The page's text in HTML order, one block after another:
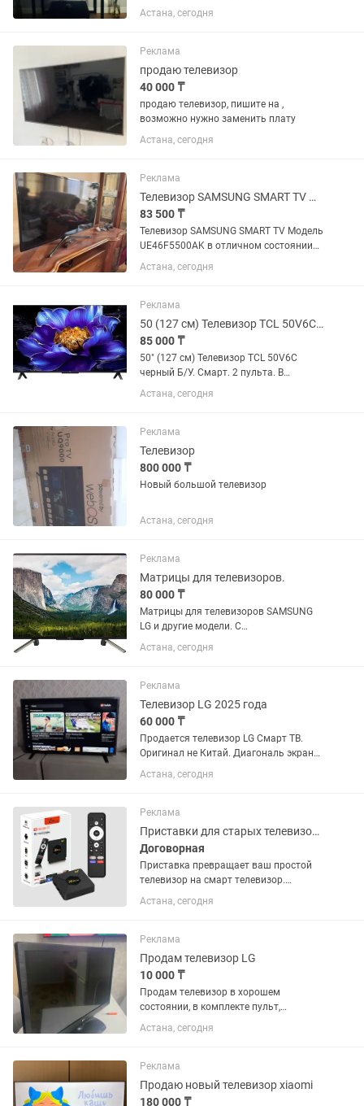
диагональ.Тумбочка под телевизор в
подарок, доставка бесплатная.
Астана, сегодня
Реклама
продаю телевизор
40 000 ₸
продаю телевизор, пишите на ,
возможно нужно заменить плату
Астана, сегодня
Реклама
Телевизор SAMSUNG SMART TV Модель UE46F5500AK
83 500 ₸
Телевизор SAMSUNG SMART TV Модель
UE46F5500AK в отличном состоянии
Диагональ 47’’ (119 см) Ширина 107 см
Высота 62 см
Астана, сегодня
Реклама
50 (127 см) Телевизор TCL 50V6C черный Б/У
85 000 ₸
50" (127 см) Телевизор TCL 50V6C
черный Б/У. Смарт. 2 пульта. В
отличном состоянии
Астана, сегодня
Реклама
Телевизор
800 000 ₸
Новый большой телевизор
Астана, сегодня
Реклама
Матрицы для телевизоров.
80 000 ₸
Матрицы для телевизоров SAMSUNG
LG и другие модели. С
установкой.Гарантия. качество.
Астана, сегодня
Реклама
Телевизор LG 2025 года
60 000 ₸
Продается телевизор LG Смарт ТВ.
Оригинал не Китай. Диагональ экрана
82 см. 32 дюйма. Ютуб вайфай всё
есть. Ножки и пульт в комплекте.
от Каспи, модель актуальна...
Астана, сегодня
Реклама
Приставки для старых телевизоров
Договорная
Приставка превращает ваш простой
телевизор на смарт телевизор.
Доставка установка бесплатно по
городу Астана. Если закажете
Астана, сегодня
Реклама
Продам телевизор LG
10 000 ₸
Продам телевизор в хорошем
состоянии, в комплекте пульт,
кронштейн, домашний антенна. можно
подключить ютуб через Алиса!
Астана, сегодня
Реклама
Продаю новый телевизор xiaomi
180 000 ₸